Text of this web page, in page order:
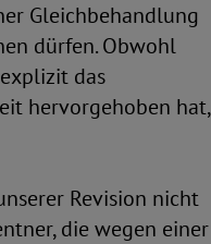
Gleichbehandlung
dürfen. Obwohl
das
hervorgehoben hat,
Revision nicht
die wegen einer